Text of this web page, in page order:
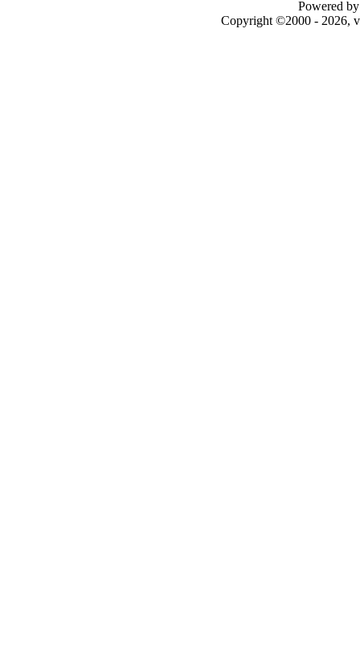
Powered
Copyright ©2000 - 2026,